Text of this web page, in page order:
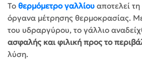
Το θερμόμετρο γαλλίου αποτελεί
όργανα μέτρησης θερμοκρασίας.
του υδραργύρου, το γάλλιο
ασφαλής και φιλική προς το
λύση.